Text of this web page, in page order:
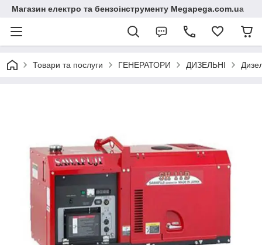
Магазин електро та бензоінструменту Megapega.com.ua
Товари та послуги ГЕНЕРАТОРИ ДИЗЕЛЬНІ